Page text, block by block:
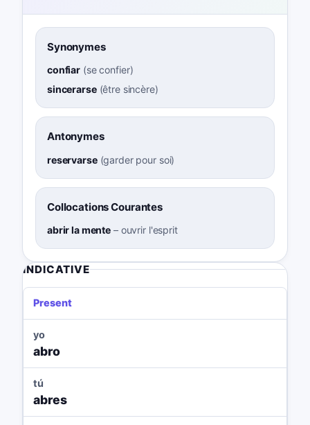
Synonymes
confiar (se confier)
sincerarse(être sincère)
Antonymes
reservarse(garder pour soi)
Collocations Courantes
abrir la mente – ouvrir l'esprit
INDICATIVE
Present
yo
abro
tú
abres